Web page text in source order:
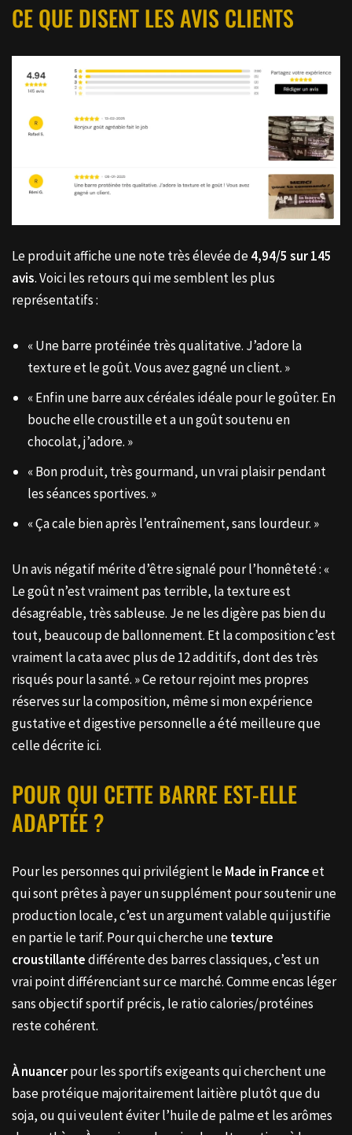
CE QUE DISENT LES AVIS CLIENTS
Le produit affiche une note très élevée de4,94/5 sur 145
avis. Voici les retours qui me semblent les plus
représentatifs :
« Une barre protéinée très qualitative. J’adore la
texture et le goût. Vous avez gagné un client. »
« Enfin une barre aux céréales idéale pour le goûter. En
bouche elle croustille et a un goût soutenu en
chocolat, j’adore. »
« Bon produit, très gourmand, un vrai plaisir pendant
les séances sportives. »
« Ça cale bien après l’entraînement, sans lourdeur. »
Un avis négatif mérite d’être signalé pour l’honnêteté : «
Le goût n’est vraiment pas terrible, la texture est
désagréable, très sableuse. Je ne les digère pas bien du
tout, beaucoup de ballonnement. Et la composition c’est
vraiment la cata avec plus de 12 additifs, dont des très
risqués pour la santé. » Ce retour rejoint mes propres
réserves sur la composition, même si mon expérience
gustative et digestive personnelle a été meilleure que
celle décrite ici.
POUR QUI CETTE BARRE EST-ELLE
ADAPTÉE ?
Pour les personnes qui privilégient leMade in Franceet
qui sont prêtes à payer un supplément pour soutenir une
production locale, c’est un argument valable qui justifie
en partie le tarif. Pour qui cherche unetexture
croustillantedifférente des barres classiques, c’est un
vrai point différenciant sur ce marché. Comme encas léger
sans objectif sportif précis, le ratio calories/protéines
reste cohérent.
À nuancerpour les sportifs exigeants qui cherchent une
base protéique majoritairement laitière plutôt que du
soja, ou qui veulent éviter l’huile de palme et les arômes